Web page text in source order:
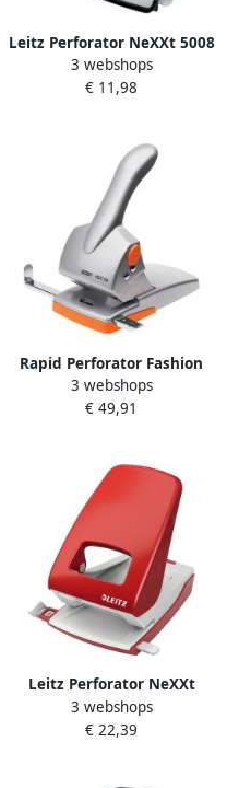
Leitz Perforator NeXXt 5008
2-gaats 30vel zwart blister
3 webshops
€ 11,98
Rapid Perforator Fashion
HDC65 heavy duty 65 vel
zilver oranje
3 webshops
€ 49,91
Leitz Perforator NeXXt
archief metaal 40 vel rood
3 webshops
€ 22,39